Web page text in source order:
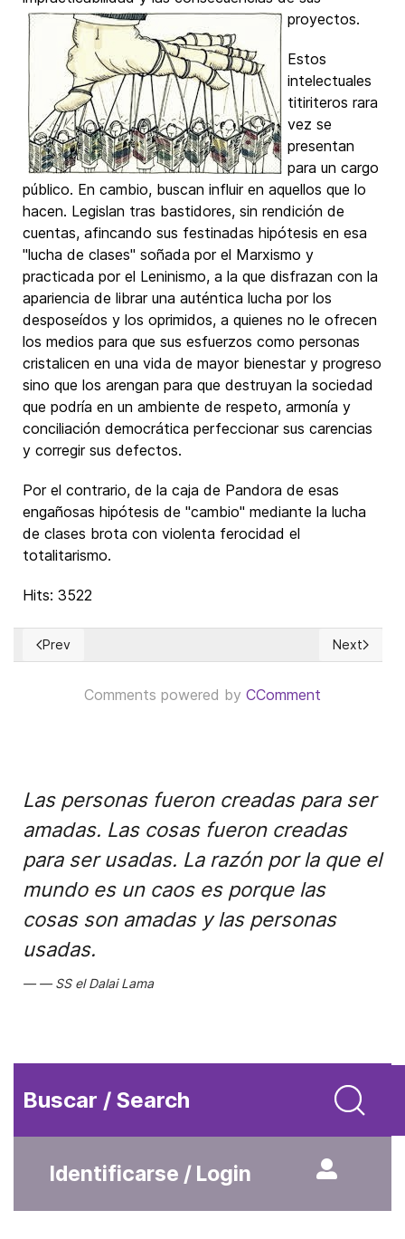
proyectos.
Estos
intelectuales
titiriteros rara
vez se
presentan
para un cargo
público. En cambio, buscan influir en aquellos que lo
hacen. Legislan tras bastidores, sin rendición de
cuentas, afincando sus festinadas hipótesis en esa
"lucha de clases" soñada por el Marxismo y
practicada por el Leninismo, a la que disfrazan con la
apariencia de librar una auténtica lucha por los
desposeídos y los oprimidos, a quienes no le ofrecen
los medios para que sus esfuerzos como personas
cristalicen en una vida de mayor bienestar y progreso
sino que los arengan para que destruyan la sociedad
que podría en un ambiente de respeto, armonía y
conciliación democrática perfeccionar sus carencias
y corregir sus defectos.
Por el contrario, de la caja de Pandora de esas
engañosas hipótesis de "cambio" mediante la lucha
de clases brota con violenta ferocidad el
totalitarismo.
Hits: 3522
Previous article: Política, religión y dinero, ¿qué efecto
Prev Next
Next
Comments powered by CComment
Las personas fueron creadas para ser
amadas. Las cosas fueron creadas
para ser usadas. La razón por la que el
mundo es un caos es porque las
cosas son amadas y las personas
usadas.
SS el Dalai Lama
Buscar / Search
Identificarse / Login